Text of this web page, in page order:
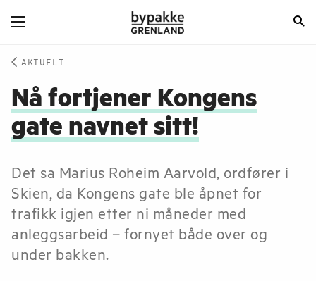
AKTUELT
Nå fortjener Kongens
gate navnet sitt!
Det sa Marius Roheim Aarvold, ordfører i
Skien, da Kongens gate ble åpnet for
trafikk igjen etter ni måneder med
anleggsarbeid – fornyet både over og
under bakken.